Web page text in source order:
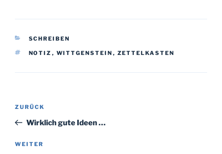
KATEGORIEN
SCHREIBEN
SCHLAGWÖRTER
NOTIZ , WITTGENSTEIN , ZETTELKASTEN
Beitragsnavigation
Vorheriger
Beitrag
ZURÜCK
Wirklich gute Ideen …
Nächster
WEITER